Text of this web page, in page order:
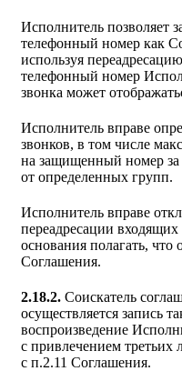
Исполнитель позволяет
телефонный номер как
используя
телефонный номер
звонка может
Исполнитель вправе
звонков, в том числе
на защищенный номер
от определенных групп.
Исполнитель вправе
переадресации
основания полагать,
Соглашения.
2.18.2. Соискатель
осуществляется запись
воспроизведение
с привлечением третьих
с п.2.11 Соглашения.